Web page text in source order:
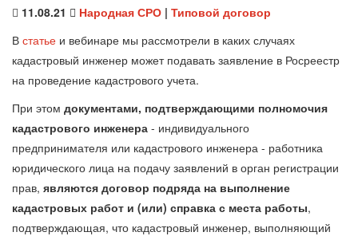
11.08.21 Народная СРО | Типовой договор
В статье и вебинаре мы рассмотрели в каких случаях
кадастровый инженер может подавать заявление в Росреестр
на проведение кадастрового учета.
При этом документами, подтверждающими полномочия
кадастрового инженера - индивидуального
предпринимателя или кадастрового инженера - работника
юридического лица на подачу заявлений в орган регистрации
прав, являются договор подряда на выполнение
кадастровых работ и (или) справка с места работы,
подтверждающая, что кадастровый инженер, выполняющий